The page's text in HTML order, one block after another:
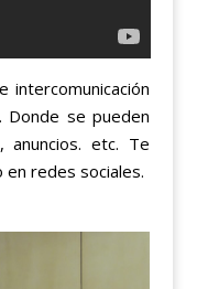
intercomunicación
se pueden
anuncios. etc. Te
en redes sociales.